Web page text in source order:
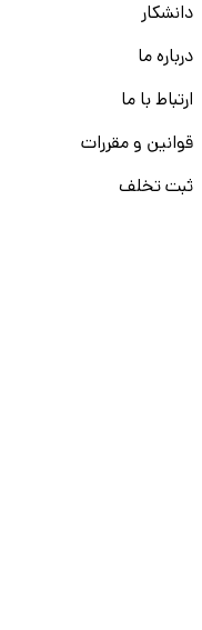
دانشکار
درباره ما
ارتباط با ما
قوانین و مقررات
ثبت تخلف